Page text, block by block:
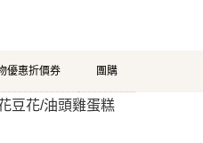
優惠折價券 團購
豆花/油頭雞蛋糕